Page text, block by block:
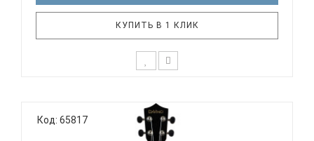
КУПИТЬ В 1 КЛИК
PACK для начинающего музыканта - отличный
выбор, если нужен подарок для детей или для
любимой девушки. Стильный и красочный дизайн,
Код: 65817